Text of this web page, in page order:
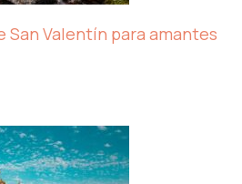
San Valentín para amantes